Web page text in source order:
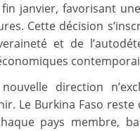
janvier, favorisant
Cette décision
et de
direction
Le Burkina Faso
pays membre,